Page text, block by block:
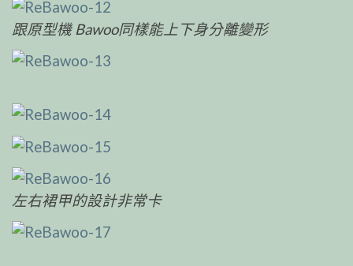
跟原型機 Bawoo同樣能上下身分離變形
左右裙甲的設計非常卡